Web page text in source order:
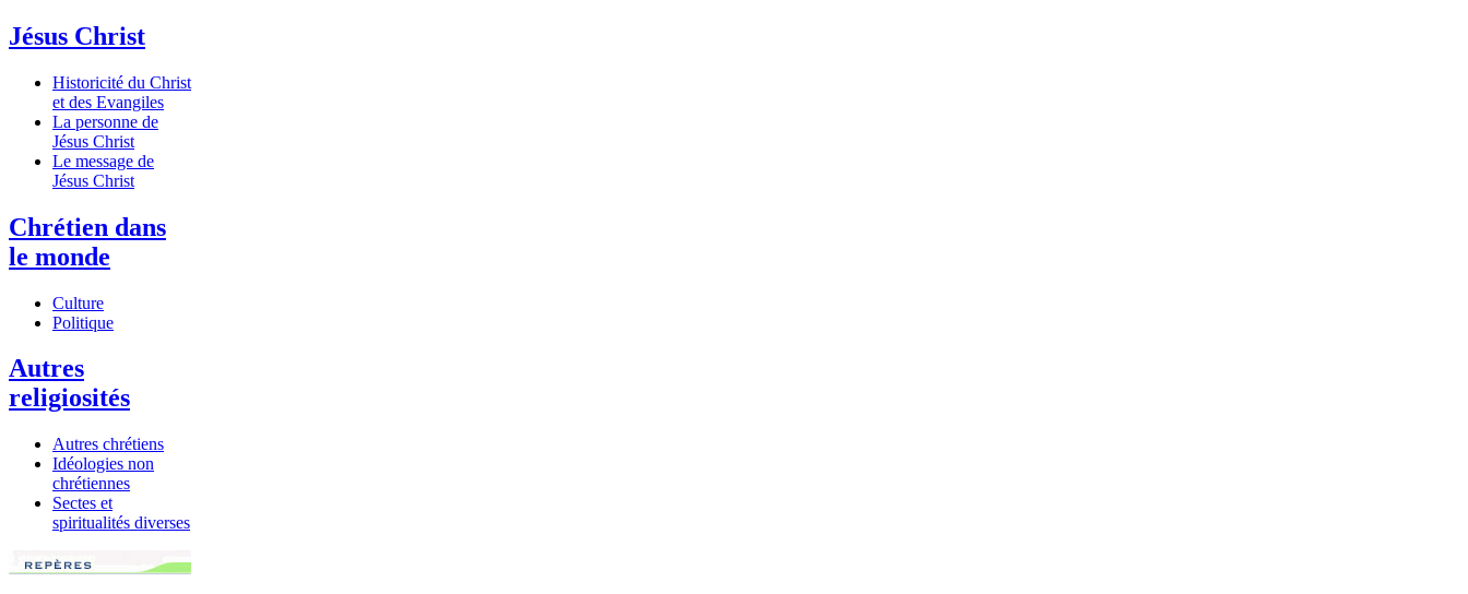
Jésus Christ
Historicité du Christ
et des Evangiles
La personne de
Jésus Christ
Le message de
Jésus Christ
Chrétien dans
le monde
Culture
Politique
Autres
religiosités
Autres chrétiens
Idéologies non
chrétiennes
Sectes et
spiritualités diverses